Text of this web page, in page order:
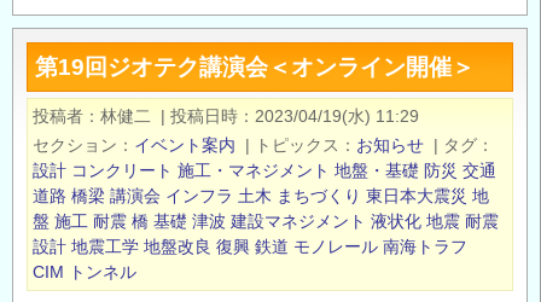
年
度
公
募
（原
子
力
規
制
庁
地
盤
解
析
円
弧
す
べ
り
第19回ジオテク講演会＜オンライン開催＞
投稿者 林健二 | 投稿日時
2023/04/19(水) 11:29
セクション
イベント案内 | トピックス お知らせ | タグ
設計 コンクリート 施工・マネジメント 地盤・基礎 防災 交通
道路 橋梁 講演会 インフラ 土木 まちづくり 東日本大震災 地
盤 施工 耐震 橋 基礎 津波 建設マネジメント 液状化 地震 耐震
設計 地震工学 地盤改良 復興 鉄道 モノレール 南海トラフ
CIM
トンネル